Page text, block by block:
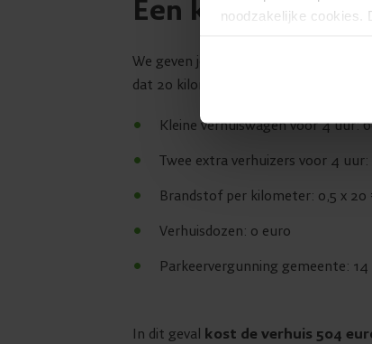
noodzakelijke cookies.
Een kleine
We geven je graag nog een
dat 20 kilometer verderop ligt dan je
Kleine verhuiswagen voor 4 uur:
Twee extra verhuizers voor 4
Brandstof per kilometer: 0,5 x 20
Verhuisdozen: 0 euro
Parkeervergunning gemeente: 14
In dit geval kost de verhuis 504